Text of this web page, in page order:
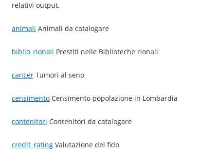
relativi output.
animali Animali da catalogare
biblio_rionali Prestiti nelle Biblioteche rionali
cancer Tumori al seno
censimento Censimento popolazione in Lombardia
contenitori Contenitori da catalogare
credit_rating Valutazione del fido